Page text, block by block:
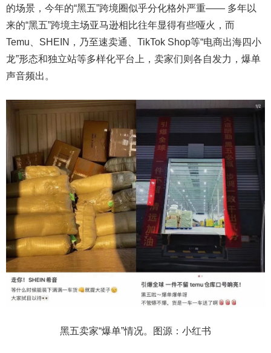
的场景，今年的“黑五”跨境圈似乎分化格外严重—— 多年以
来的“黑五”跨境主场亚马逊相比往年显得有些哑火，而
Temu、SHEIN，乃至速卖通、TikTok Shop等“电商出海四小
龙”形态和独立站等多样化平台上，卖家们则各自发力，爆单
声音频出。
黑五卖家“爆单”情况。图源：小红书